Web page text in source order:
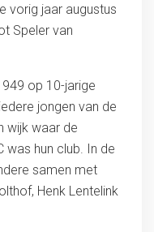
vorig jaar augustus
Speler van
op 10-jarige
jongen van de
wijk waar de
was hun club. In de
samen met
Henk Lentelink